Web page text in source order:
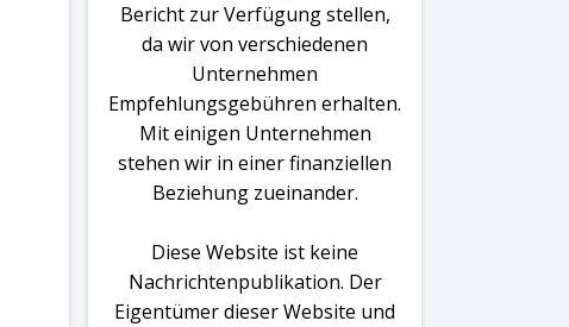
Bericht zur Verfügung stellen,
da wir von verschiedenen
Unternehmen
Empfehlungsgebühren erhalten.
Mit einigen Unternehmen
stehen wir in einer finanziellen
Beziehung zueinander.
Diese Website ist keine
Nachrichtenpublikation. Der
Eigentümer dieser Website und